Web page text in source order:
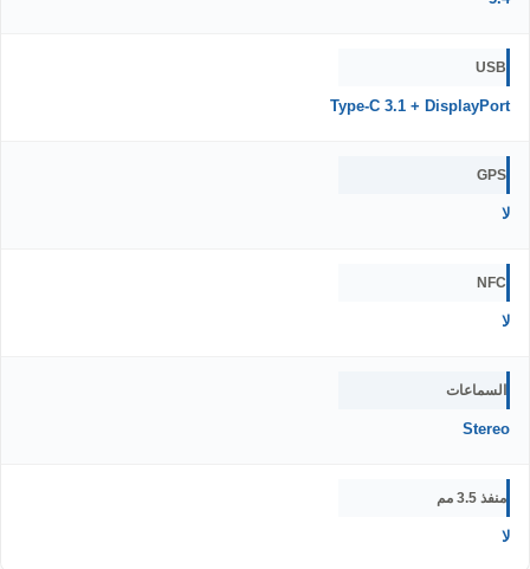
USB
Type-C 3.1 + DisplayPort
GPS
لا
NFC
لا
السماعات
Stereo
منفذ 3.5 مم
لا